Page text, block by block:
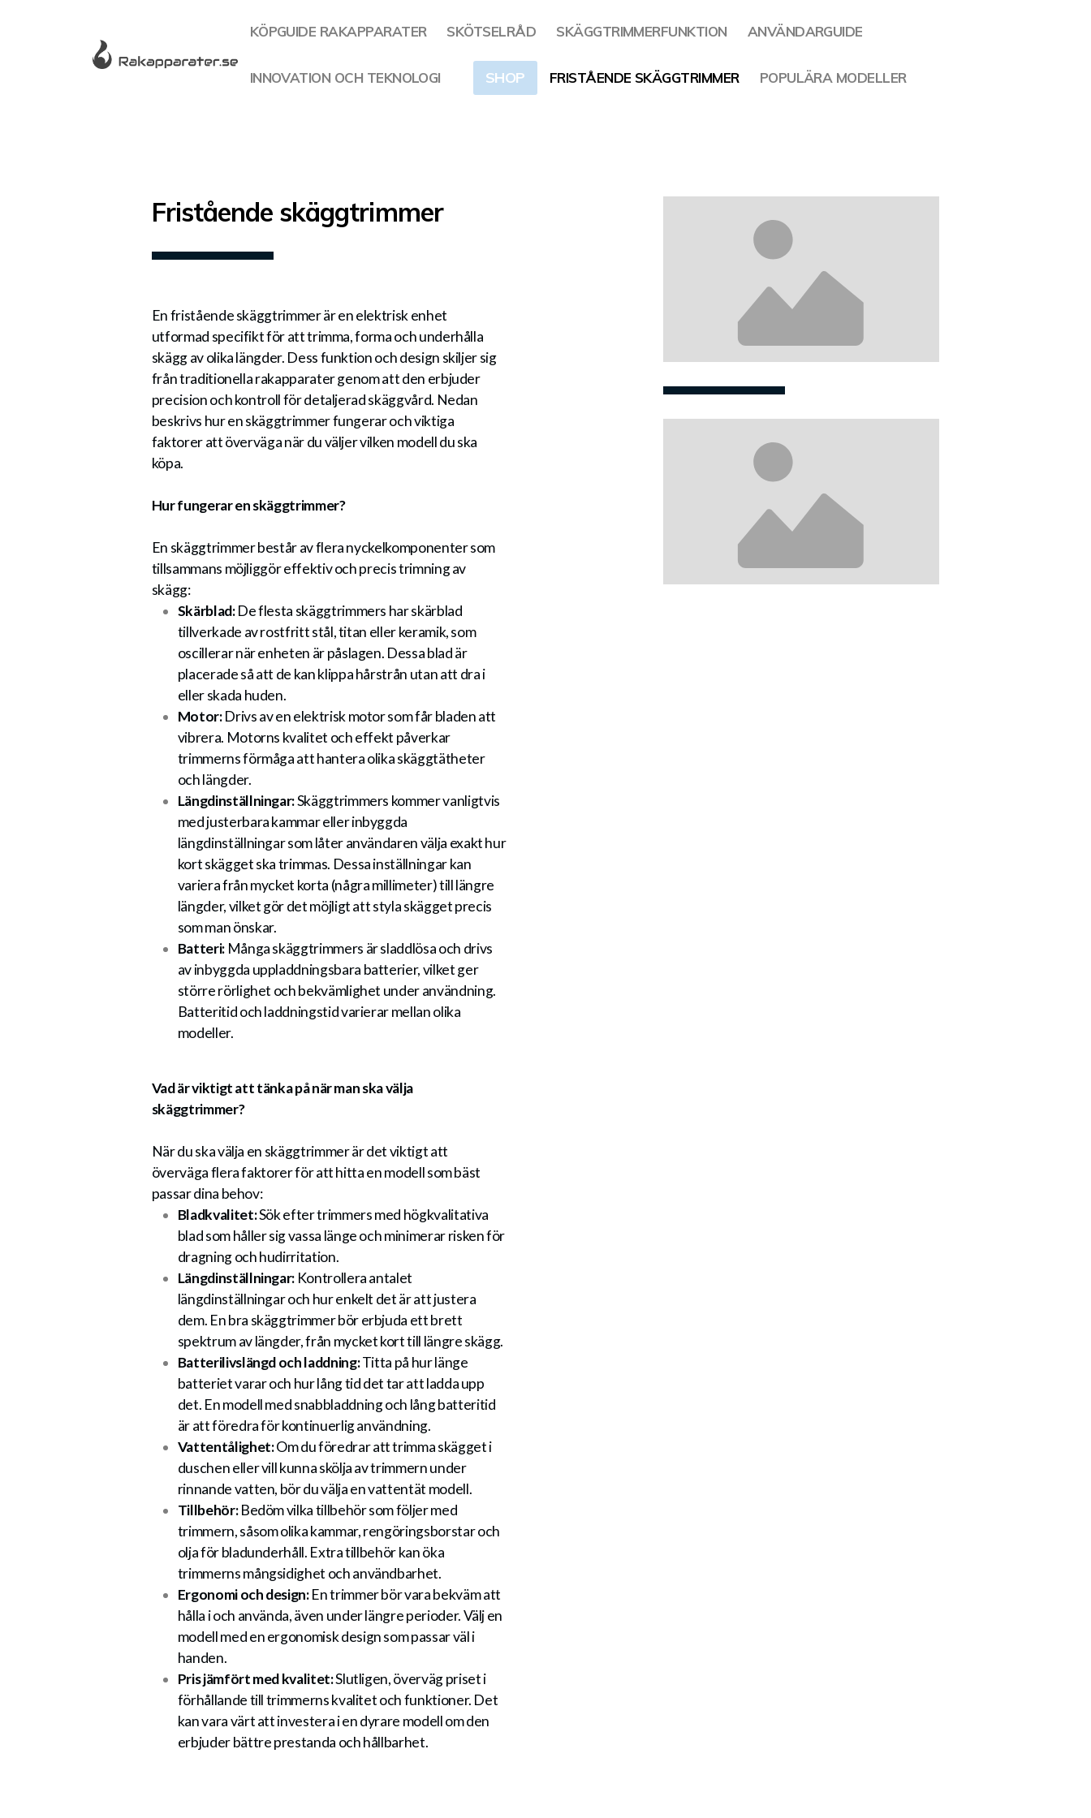
KÖPGUIDE RAKAPPARATER SKÖTSELRÅD SKÄGGTRIMMERFUNKTION ANVÄNDARGUIDE
INNOVATION OCH TEKNOLOGI SHOP FRISTÅENDE SKÄGGTRIMMER POPULÄRA MODELLER
Fristående skäggtrimmer
En fristående skäggtrimmer är en elektrisk enhet
utformad specifikt för att trimma, forma och underhålla
skägg av olika längder. Dess funktion och design skiljer sig
från traditionella rakapparater genom att den erbjuder
precision och kontroll för detaljerad skäggvård. Nedan
beskrivs hur en skäggtrimmer fungerar och viktiga
faktorer att överväga när du väljer vilken modell du ska
köpa.
Hur fungerar en skäggtrimmer?
En skäggtrimmer består av flera nyckelkomponenter som
tillsammans möjliggör effektiv och precis trimning av
skägg:
Skärblad:De flesta skäggtrimmers har skärblad
tillverkade av rostfritt stål, titan eller keramik, som
oscillerar när enheten är påslagen. Dessa blad är
placerade så att de kan klippa hårstrån utan att dra i
eller skada huden.
Motor:Drivs av en elektrisk motor som får bladen att
vibrera. Motorns kvalitet och effekt påverkar
trimmerns förmåga att hantera olika skäggtätheter
och längder.
Längdinställningar:Skäggtrimmers kommer vanligtvis
med justerbara kammar eller inbyggda
längdinställningar som låter användaren välja exakt hur
kort skägget ska trimmas. Dessa inställningar kan
variera från mycket korta (några millimeter) till längre
längder, vilket gör det möjligt att styla skägget precis
som man önskar.
Batteri:Många skäggtrimmers är sladdlösa och drivs
av inbyggda uppladdningsbara batterier, vilket ger
större rörlighet och bekvämlighet under användning.
Batteritid och laddningstid varierar mellan olika
modeller.
Vad är viktigt att tänka på när man ska välja
skäggtrimmer?
När du ska välja en skäggtrimmer är det viktigt att
överväga flera faktorer för att hitta en modell som bäst
passar dina behov:
Bladkvalitet:Sök efter trimmers med högkvalitativa
blad som håller sig vassa länge och minimerar risken för
dragning och hudirritation.
Längdinställningar: Kontrollera antalet
längdinställningar och hur enkelt det är att justera
dem. En bra skäggtrimmer bör erbjuda ett brett
spektrum av längder, från mycket kort till längre skägg.
Batterilivslängd och laddning:Titta på hur länge
batteriet varar och hur lång tid det tar att ladda upp
det. En modell med snabbladdning och lång batteritid
är att föredra för kontinuerlig användning.
Vattentålighet:Om du föredrar att trimma skägget i
duschen eller vill kunna skölja av trimmern under
rinnande vatten, bör du välja en vattentät modell.
Tillbehör:Bedöm vilka tillbehör som följer med
trimmern, såsom olika kammar, rengöringsborstar och
olja för bladunderhåll. Extra tillbehör kan öka
trimmerns mångsidighet och användbarhet.
Ergonomi och design:En trimmer bör vara bekväm att
hålla i och använda, även under längre perioder. Välj en
modell med en ergonomisk design som passar väl i
handen.
Pris jämfört med kvalitet:Slutligen, överväg priset i
förhållande till trimmerns kvalitet och funktioner. Det
kan vara värt att investera i en dyrare modell om den
erbjuder bättre prestanda och hållbarhet.